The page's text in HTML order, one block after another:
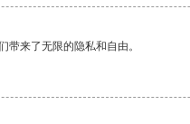
带来了无限的隐私和自由。